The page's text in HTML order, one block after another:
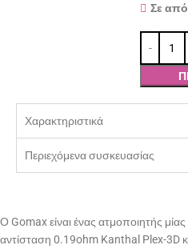
Σε
Χαρακτηριστικά
Περιεχόμενα συσκευασίας
Ο Gomax είναι ένας ατμοποιητής
αντίσταση 0.19ohm Kanthal Plex-3D